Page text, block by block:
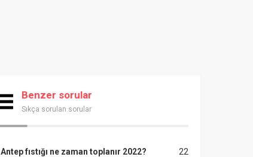
Benzer sorular
Sıkça sorulan sorular
22
Antep fıstığı ne zaman toplanır 2022?